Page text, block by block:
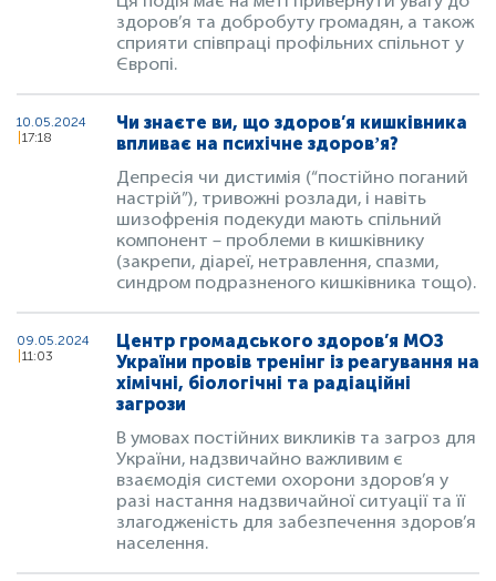
здоров’я та добробуту громадян, а також
сприяти співпраці профільних спільнот у
Європі.
10.05.2024
17:18
Чи знаєте ви, що здоров’я кишківника
впливає на психічне здоровʼя?
Депресія чи дистимія (“постійно поганий
настрій”), тривожні розлади, і навіть
шизофренія подекуди мають спільний
компонент – проблеми в кишківнику
(закрепи, діареї, нетравлення, спазми,
синдром подразненого кишківника тощо).
09.05.2024
11:03
Центр громадського здоров’я МОЗ
України провів тренінг із реагування на
хімічні, біологічні та радіаційні
загрози
В умовах постійних викликів та загроз для
України, надзвичайно важливим є
взаємодія системи охорони здоров’я у
разі настання надзвичайної ситуації та її
злагодженість для забезпечення здоров’я
населення.